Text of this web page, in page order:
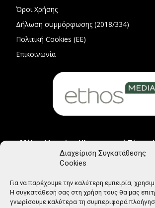
Διαχείριση Συγκατάθεσης
Cookies
Για να παρέχουμε την καλύτερη εμπειρία,
Η συγκατάθεσή σας στη χρήση τους θα μας
γνωρίσουμε καλύτερα τη συμπεριφορά
Όροι Χρήσης
Δήλωση συμμόρφωσης (2018/334)
Πολιτική Cookies (ΕΕ)
Επικοινωνία
Μέλος Μητρώου Ηλεκτρονικού Τύπου